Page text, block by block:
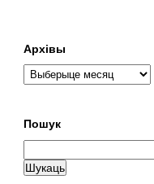
Архівы
Пошук